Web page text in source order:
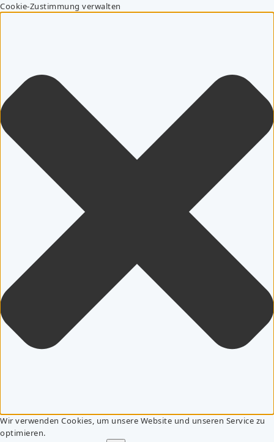
Cookie-Zustimmung verwalten
Wir verwenden Cookies, um unsere Website und unseren Service zu
optimieren.